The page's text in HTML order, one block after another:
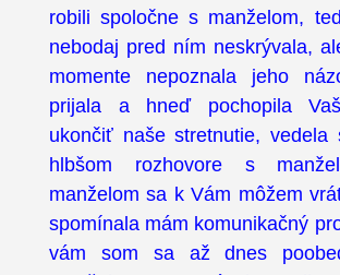
robili spoločne s manželom,
nebodaj pred ním neskrývala,
momente nepoznala jeho
prijala a hneď pochopila
ukončiť naše stretnutie,
hlbšom rozhovore s
manželom sa k Vám môžem
spomínala mám komunikačný
vám som sa až dnes